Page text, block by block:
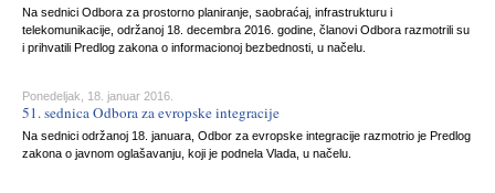
Na sednici Odbora za prostorno planiranje, saobraćaj, infrastrukturu i
telekomunikacije, održanoj 18. decembra 2016. godine, članovi Odbora razmotrili su
i prihvatili Predlog zakona o informacionoj bezbednosti, u načelu.
Ponedeljak, 18. januar 2016.
51. sednica Odbora za evropske integracije
Na sednici održanoj 18. januara, Odbor za evropske integracije razmotrio je Predlog
zakona o javnom oglašavanju, koji je podnela Vlada, u načelu.